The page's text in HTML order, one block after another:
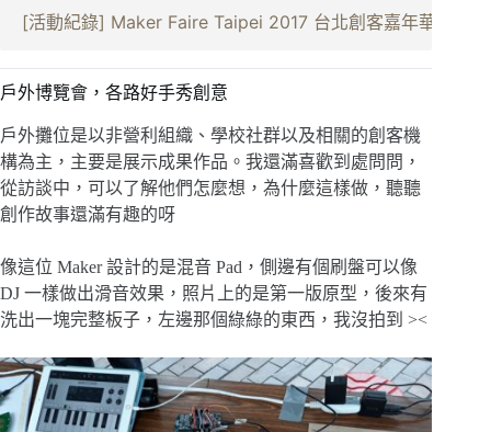
[活動紀錄] Maker Faire Taipei 2017 台北創客嘉年華 Part1
戶外博覽會，各路好手秀創意
戶外攤位是以非營利組織、學校社群以及相關的創客機
構為主，主要是展示成果作品。我還滿喜歡到處問問，
從訪談中，可以了解他們怎麼想，為什麼這樣做，聽聽
創作故事還滿有趣的呀
像這位 Maker 設計的是混音 Pad，側邊有個刷盤可以像
DJ 一樣做出滑音效果，照片上的是第一版原型，後來有
洗出一塊完整板子，左邊那個綠綠的東西，我沒拍到 ><